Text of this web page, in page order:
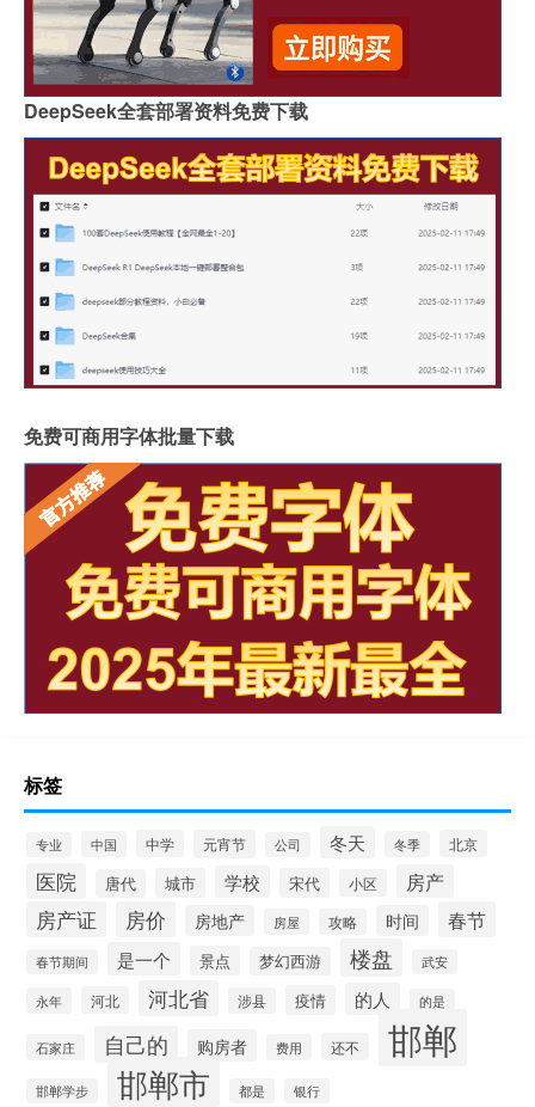
DeepSeek全套部署资料免费下载
免费可商用字体批量下载
标签
专业 中国 中学 元宵节 公司 冬天 冬季 北京
医院 唐代 城市 学校 宋代 小区 房产
房产证 房价 房地产 房屋 攻略 时间 春节
春节期间 是一个 景点 梦幻西游 楼盘 武安
永年 河北 河北省 涉县 疫情 的人 的是
石家庄 自己的 购房者 费用 还不 邯郸
邯郸学步 邯郸市 都是 银行